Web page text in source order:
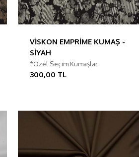
VİSKON EMPRİME KUMAŞ -
SİYAH
*Özel Seçim Kumaşlar
300,00 TL